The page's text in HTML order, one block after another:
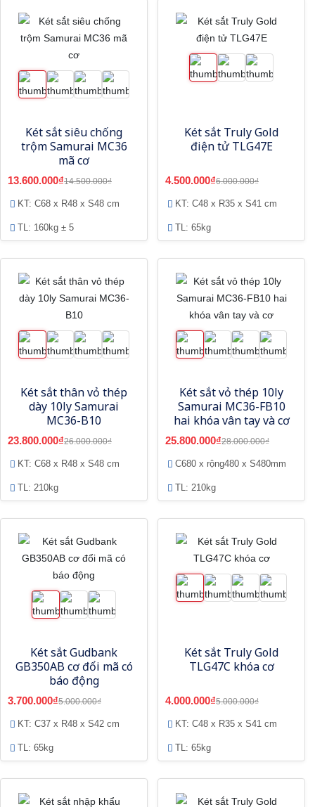
Két sắt siêu chống
trộm Samurai MC36
mã cơ
13.600.000₫14.500.000₫
KT: C68 x R48 x S48 cm
TL: 160kg ± 5
Két sắt Truly Gold
điện tử TLG47E
4.500.000₫6.000.000₫
KT: C48 x R35 x S41 cm
TL: 65kg
Két sắt thân vỏ thép
dày 10ly Samurai
MC36-B10
23.800.000₫26.000.000₫
KT: C68 x R48 x S48 cm
TL: 210kg
Két sắt vỏ thép 10ly
Samurai MC36-FB10
hai khóa vân tay và cơ
25.800.000₫28.000.000₫
C680 x rộng480 x S480mm
TL: 210kg
Két sắt Gudbank
GB350AB cơ đổi mã có
báo động
3.700.000₫5.000.000₫
KT: C37 x R48 x S42 cm
TL: 65kg
Két sắt Truly Gold
TLG47C khóa cơ
4.000.000₫5.000.000₫
KT: C48 x R35 x S41 cm
TL: 65kg